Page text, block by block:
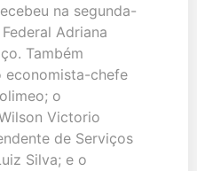
na segunda-
Adriana
Também
economista-chefe
o
Victorio
de Serviços
Silva; e o